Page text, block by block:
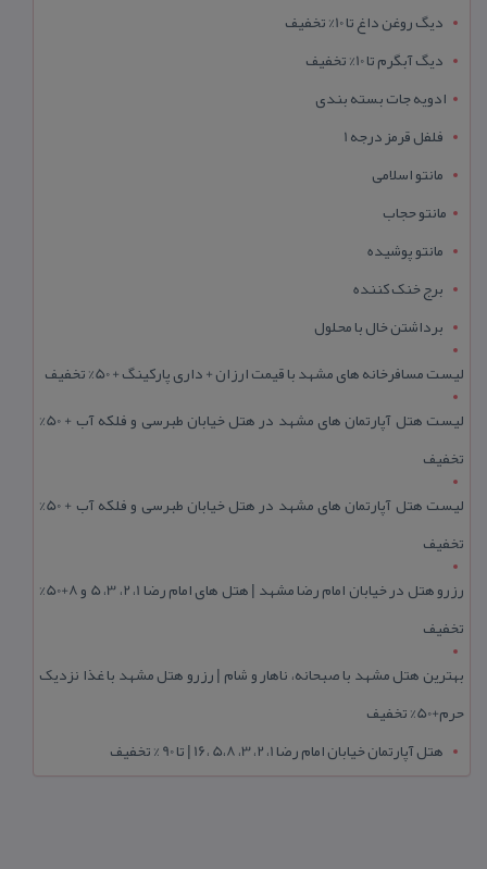
دیگ روغن داغ تا 10% تخفیف
دیگ آبگرم تا 10% تخفیف
ادویه جات بسته بندی
فلفل قرمز درجه 1
مانتو اسلامی
مانتو حجاب
مانتو پوشیده
برج خنک کننده
برداشتن خال با محلول
لیست مسافرخانه های مشهد با قیمت ارزان + داری پارکینگ + 50% تخفیف
لیست هتل آپارتمان های مشهد در هتل خیابان طبرسی و فلکه آب + 50%
تخفیف
لیست هتل آپارتمان های مشهد در هتل خیابان طبرسی و فلکه آب + 50%
تخفیف
رزرو هتل در خیابان امام رضا مشهد | هتل‌ های امام رضا 1، 2، 3، 5 و 8+50%
تخفیف
بهترین هتل مشهد با صبحانه، ناهار و شام | رزرو هتل مشهد با غذا نزدیک
حرم+50% تخفیف
هتل آپارتمان خیابان امام رضا 1، 2، 3، 5،8 ،16 | تا 90 % تخفیف